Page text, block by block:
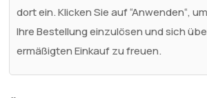
dort ein. Klicken Sie auf “Anwenden“,
Ihre Bestellung einzulösen und sich
ermäßigten Einkauf zu freuen.